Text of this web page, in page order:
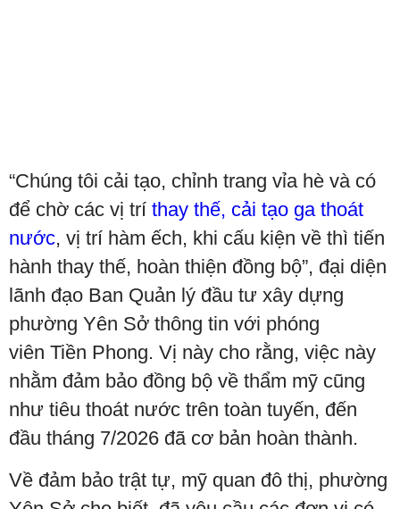
“Chúng tôi cải tạo, chỉnh trang vỉa hè và có
để chờ các vị trí thay thế, cải tạo ga thoát
nước, vị trí hàm ếch, khi cấu kiện về thì tiến
hành thay thế, hoàn thiện đồng bộ”, đại diện
lãnh đạo Ban Quản lý đầu tư xây dựng
phường Yên Sở thông tin với phóng
viên Tiền Phong. Vị này cho rằng, việc này
nhằm đảm bảo đồng bộ về thẩm mỹ cũng
như tiêu thoát nước trên toàn tuyến, đến
đầu tháng 7/2026 đã cơ bản hoàn thành.
Về đảm bảo trật tự, mỹ quan đô thị, phường